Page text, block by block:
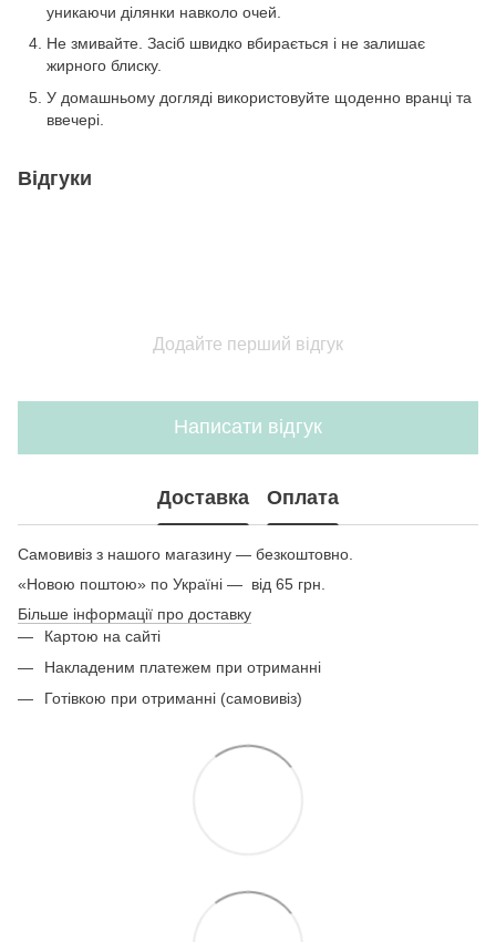
уникаючи ділянки навколо очей.
Не змивайте. Засіб швидко вбирається і не залишає
жирного блиску.
У домашньому догляді використовуйте щоденно вранці та
ввечері.
Відгуки
Додайте перший відгук
Написати відгук
Доставка Оплата
Самовивіз з нашого магазину — безкоштовно.
«Новою поштою» по Україні — від 65 грн.
Більше інформації про доставку
Картою на сайті
Накладеним платежем при отриманні
Готівкою при отриманні (самовивіз)